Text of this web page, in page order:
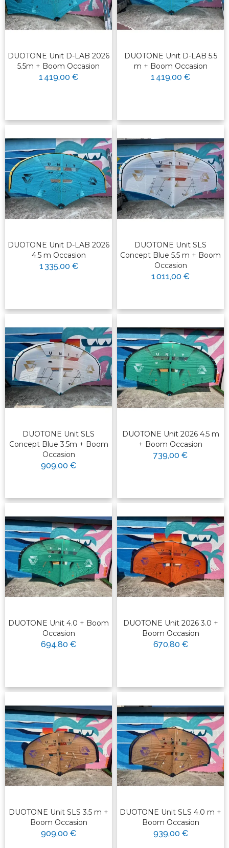
DUOTONE Unit D-LAB 2026
5.5m + Boom Occasion
1 419,00 €
DUOTONE Unit D-LAB 5.5
m + Boom Occasion
1 419,00 €
DUOTONE Unit D-LAB 2026
4.5 m Occasion
1 335,00 €
DUOTONE Unit SLS
Concept Blue 5.5 m + Boom
Occasion
1 011,00 €
DUOTONE Unit SLS
Concept Blue 3.5m + Boom
Occasion
909,00 €
DUOTONE Unit 2026 4.5 m
+ Boom Occasion
739,00 €
DUOTONE Unit 4.0 + Boom
Occasion
694,80 €
DUOTONE Unit 2026 3.0 +
Boom Occasion
670,80 €
DUOTONE Unit SLS 3.5 m +
Boom Occasion
909,00 €
DUOTONE Unit SLS 4.0 m +
Boom Occasion
939,00 €